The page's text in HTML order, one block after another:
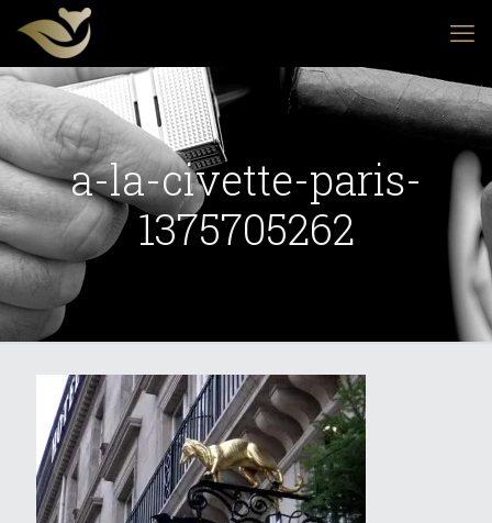
a-la-civette-paris-
1375705262